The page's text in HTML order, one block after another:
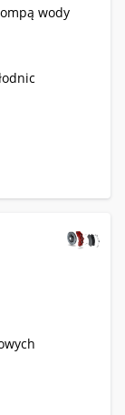
wody